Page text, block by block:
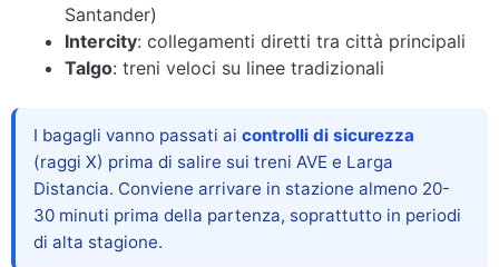
Santander)
Intercity: collegamenti diretti tra città principali
Talgo: treni veloci su linee tradizionali
I bagagli vanno passati ai controlli di sicurezza
(raggi X) prima di salire sui treni AVE e Larga
Distancia. Conviene arrivare in stazione almeno 20-
30 minuti prima della partenza, soprattutto in periodi
di alta stagione.